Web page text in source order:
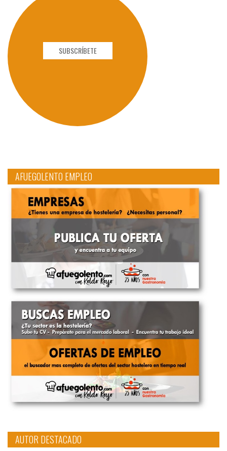
SUBSCRÍBETE
AFUEGOLENTO EMPLEO
AUTOR DESTACADO